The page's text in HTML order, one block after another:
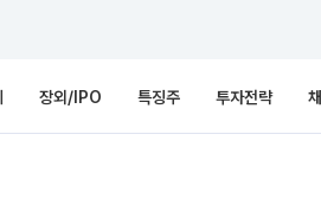
장외/IPO 특징주 투자전략